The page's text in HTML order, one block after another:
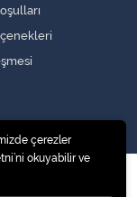
Ve Tic. Ltd. Şti.
çerezler
okuyabilir ve